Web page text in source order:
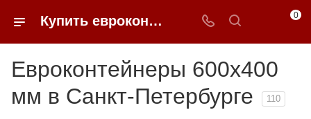
Купить евроконтейнеры 600*400 мм в Санкт-Петербурге в 0FFER 0
Евроконтейнеры 600x400
мм в Санкт-Петербурге
110